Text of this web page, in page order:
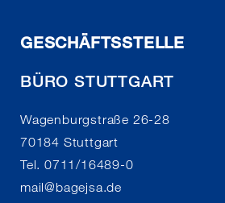
GESCHÄFTSSTELLE
BÜRO STUTTGART
Wagenburgstraße 26-28
70184 Stuttgart
Tel. 0711/16489-0
mail@bagejsa.de